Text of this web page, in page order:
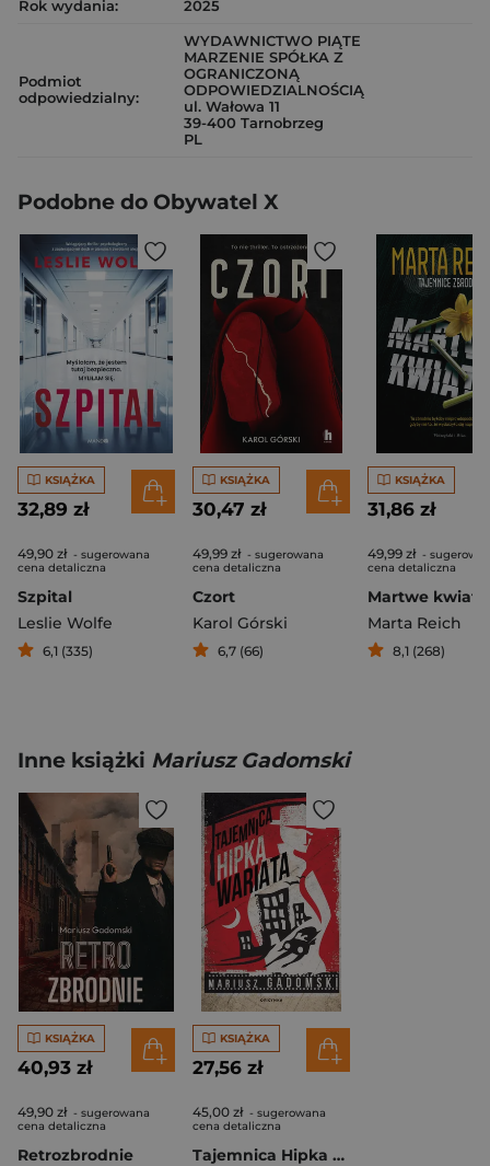
Rok wydania: 2025
Podmiot
odpowiedzialny:
WYDAWNICTWO PIĄTE
MARZENIE SPÓŁKA Z
OGRANICZONĄ
ODPOWIEDZIALNOŚCIĄ
ul. Wałowa 11
39-400 Tarnobrzeg
PL
Podobne do Obywatel X
KSIĄŻKA
32,89 zł
49,90 zł - sugerowana
cena detaliczna
Szpital
Leslie Wolfe
6,1 (335)
KSIĄŻKA
30,47 zł
49,99 zł - sugerowana
cena detaliczna
Czort
Karol Górski
6,7 (66)
KSIĄŻKA
31,86 zł
49,99 zł -
cena detaliczna
Martwe kwiaty
Marta Reich
8,1 (268)
Inne książki Mariusz Gadomski
KSIĄŻKA
40,93 zł
49,90 zł - sugerowana
cena detaliczna
Retrozbrodnie
KSIĄŻKA
27,56 zł
45,00 zł - sugerowana
cena detaliczna
Tajemnica Hipka Wariata